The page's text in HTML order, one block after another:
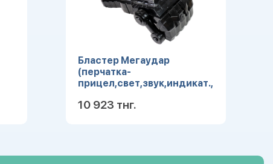
Бластер Мегаудар
(перчатка-
прицел,свет,звук,индикат.,бат.
Y24552103)
10 923 тнг.